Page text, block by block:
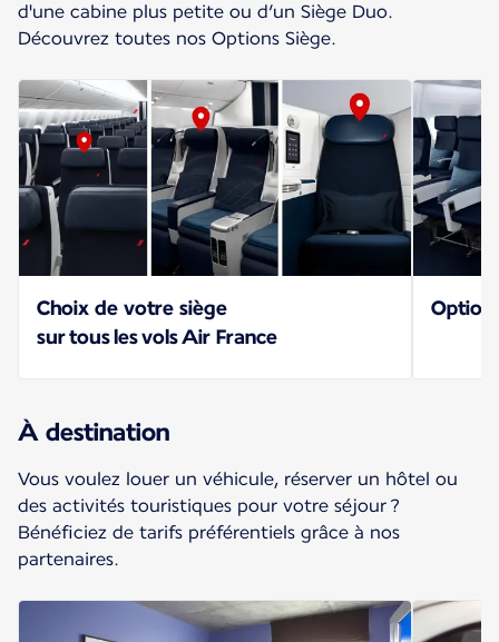
d'une cabine plus petite ou d’un Siège Duo.
Découvrez toutes nos Options Siège.
Choix de votre siège
sur tous les vols Air France
À destination
Vous voulez louer un véhicule, réserver un hôtel ou
des activités touristiques pour votre séjour ?
Bénéficiez de tarifs préférentiels grâce à nos
partenaires.